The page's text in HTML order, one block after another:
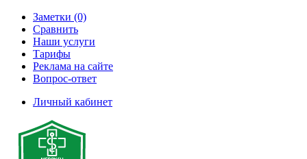
Заметки (0)
Сравнить
Наши услуги
Тарифы
Реклама на сайте
Вопрос-ответ
Личный кабинет